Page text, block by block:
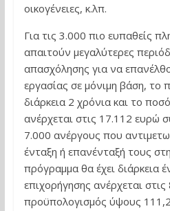
οικογένειες, κ.λπ.
Για τις 3.000 πιο ευπαθείς
απαιτούν μεγαλύτερες
απασχόλησης για να
εργασίας σε μόνιμη βάση, το
διάρκεια 2 χρόνια και το
ανέρχεται στις 17.112 ευρώ
7.000 ανέργους που
ένταξη ή επανένταξή τους
πρόγραμμα θα έχει διάρκεια
επιχορήγησης ανέρχεται
προϋπολογισμός ύψους